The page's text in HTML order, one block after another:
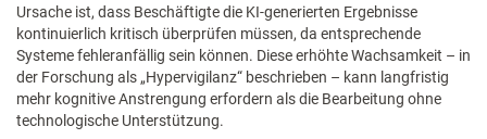
Ursache ist, dass Beschäftigte die KI-generierten Ergebnisse
kontinuierlich kritisch überprüfen müssen, da entsprechende
Systeme fehleranfällig sein können. Diese erhöhte Wachsamkeit – in
der Forschung als „Hypervigilanz“ beschrieben – kann langfristig
mehr kognitive Anstrengung erfordern als die Bearbeitung ohne
technologische Unterstützung.